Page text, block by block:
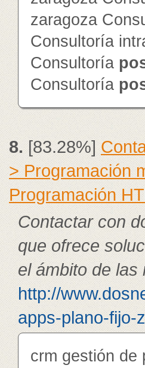
zaragoza
Consultoría
Consultoría
Consultoría
8.[83.28%]
> Programación
Programación
Contactar con
que ofrece
el ámbito de
http://
apps-plano-fijo-
crm gestión de